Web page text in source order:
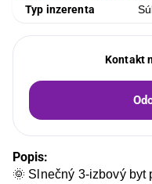
Typ inzerenta
Kontakt
Popis:
🌞 Slnečný 3-izbový byt